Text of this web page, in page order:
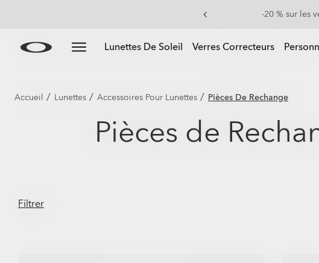
main
-20 % sur les
Lunettes De Soleil Verres Correcteurs
Accueil / Lunettes / Accessoires Pour Lunettes / Pièces De Rechange
Pièces de
Filtrer